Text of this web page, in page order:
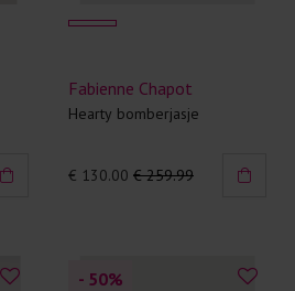
Fabienne Chapot
Hearty bomberjasje
€ 130.00 € 259.99
- 50%